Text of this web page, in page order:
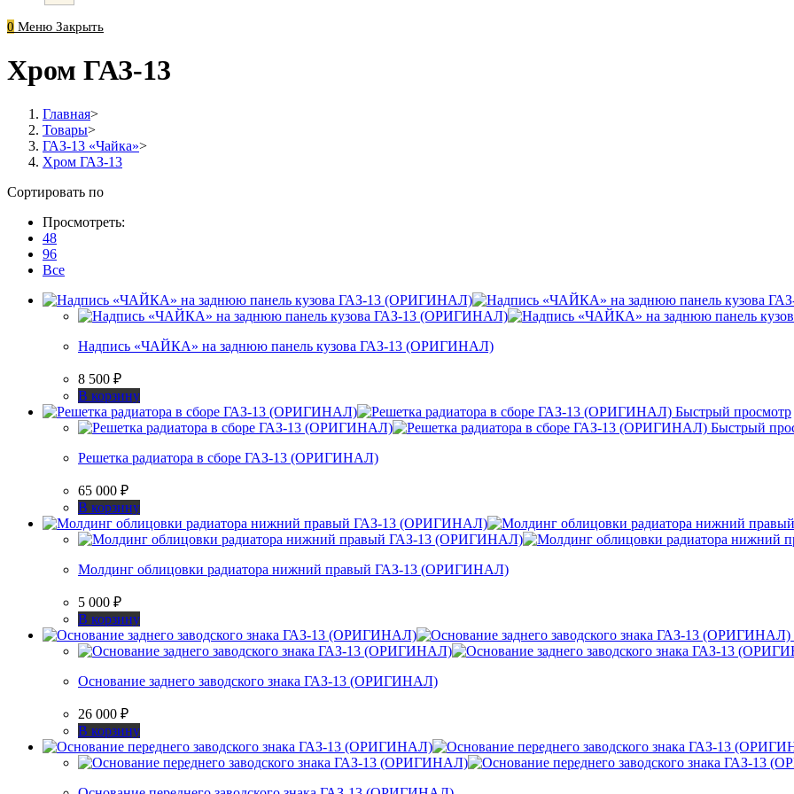
0 Меню Закрыть
Хром ГАЗ-13
Главная>
Товары>
ГАЗ-13 «Чайка»>
Хром ГАЗ-13
Сортировать по
Просмотреть:
48
96
Все
Надпись «ЧАЙКА» на заднюю панель кузова ГАЗ-13 (ОРИГИНАЛ)
8 500 ₽
В корзину
Быстрый просмотр
Быстрый
Решетка радиатора в сборе ГАЗ-13 (ОРИГИНАЛ)
65 000 ₽
В корзину
Молдинг облицовки радиатора нижний правый ГАЗ-13 (ОРИГИНАЛ)
5 000 ₽
В корзину
Основание заднего заводского знака ГАЗ-13 (ОРИГИНАЛ)
26 000 ₽
В корзину